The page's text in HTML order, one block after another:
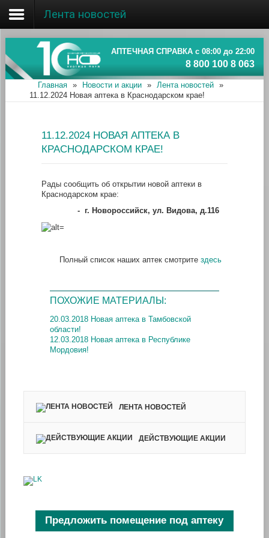
Главная
Об ассоциации
Наши аптеки
Информация
Лента новостей
АПТЕЧНАЯ СПРАВКА с 08:00 до 22:00
8 800 100 8 063
Главная » Новости и акции » Лента новостей
»
11.12.2024 Новая аптека в Краснодарском крае!
11.12.2024 НОВАЯ АПТЕКА В
КРАСНОДАРСКОМ КРАЕ!
Рады сообщить об открытии новой аптеки в
Краснодарском крае:
- г. Новороссийск, ул. Видова, д.116
Полный список наших аптек смотрите здесь
ПОХОЖИЕ МАТЕРИАЛЫ:
20.03.2018 Новая аптека в Тамбовской
области!
12.03.2018 Новая аптека в Республике
Мордовия!
ЛЕНТА НОВОСТЕЙ
ДЕЙСТВУЮЩИЕ АКЦИИ
Предложить помещение под аптеку